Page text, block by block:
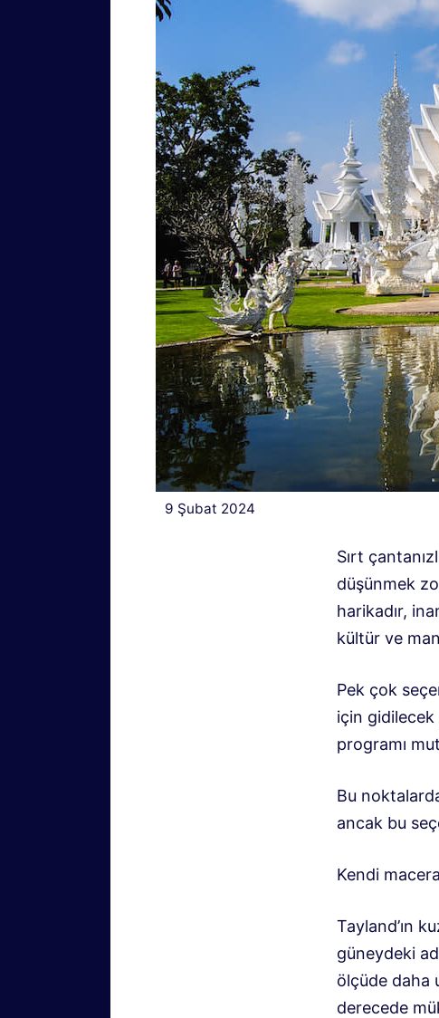
9 Şubat 2024
Sırt
düşünmek
harikadır,
kültür ve
Pek çok
için
programı
Bu
ancak bu
Kendi
Tayland’ın
güneydeki
ölçüde daha
derecede